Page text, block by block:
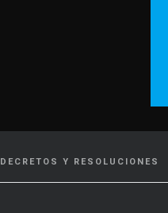
DECRETOS Y RESOLUCIONES